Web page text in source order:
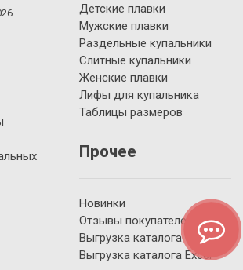
Детские плавки
Мужские плавки
Раздельные купальники
Слитные купальники
Женские плавки
Лифы для купальника
Таблицы размеров
Прочее
Новинки
Отзывы покупателей
Выгрузка каталога YML
Выгрузка каталога Excel